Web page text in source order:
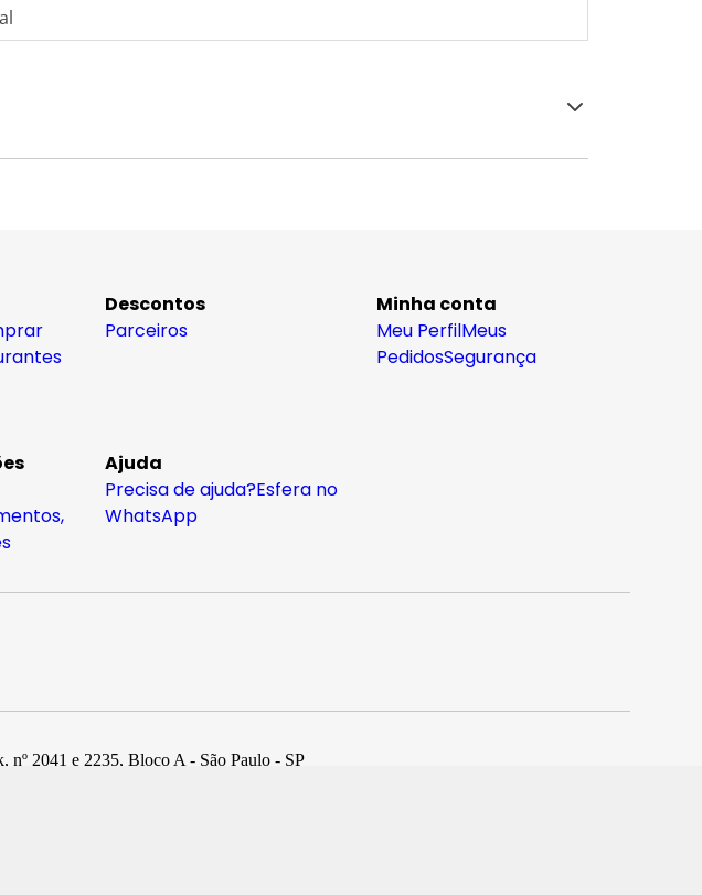
Descontos
Parceiros
Minha conta
Meu PerfilMeus
PedidosSegurança
Ajuda
Precisa de ajuda?Esfera no
WhatsApp
nº 2041 e 2235, Bloco A - São Paulo - SP